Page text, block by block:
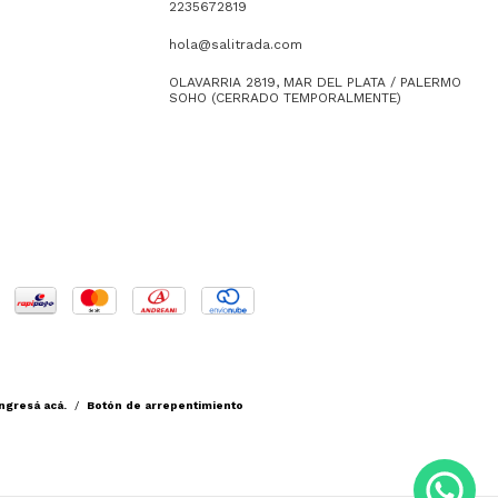
2235672819
hola@salitrada.com
OLAVARRIA 2819, MAR DEL PLATA / PALERMO
SOHO (CERRADO TEMPORALMENTE)
acá. / Botón de arrepentimiento